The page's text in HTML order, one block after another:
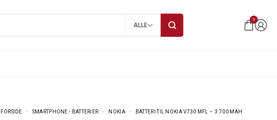
ALLE
0
FORSIDE SMARTPHONE - BATTERIER NOKIA BATTERI TIL NOKIA V730 MFL – 3.700 MAH